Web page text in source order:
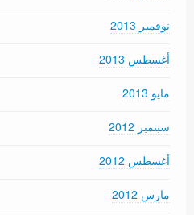
نوفمبر 2013
أغسطس 2013
مايو 2013
سبتمبر 2012
أغسطس 2012
مارس 2012